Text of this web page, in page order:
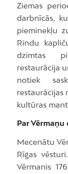
Ziemas
darbnīcās,
pieminekļu
Rindu
dzimtas
restaurācija
notiek
restaurācijas
kultūras
Par Vērmaņu
Mecenātu
Rīgas
Vērmanis